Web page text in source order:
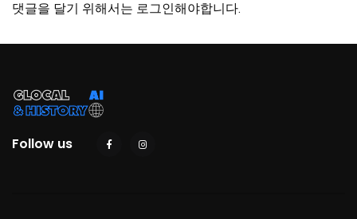
댓글을 달기 위해서는 로그인해야합니다.
Follow us